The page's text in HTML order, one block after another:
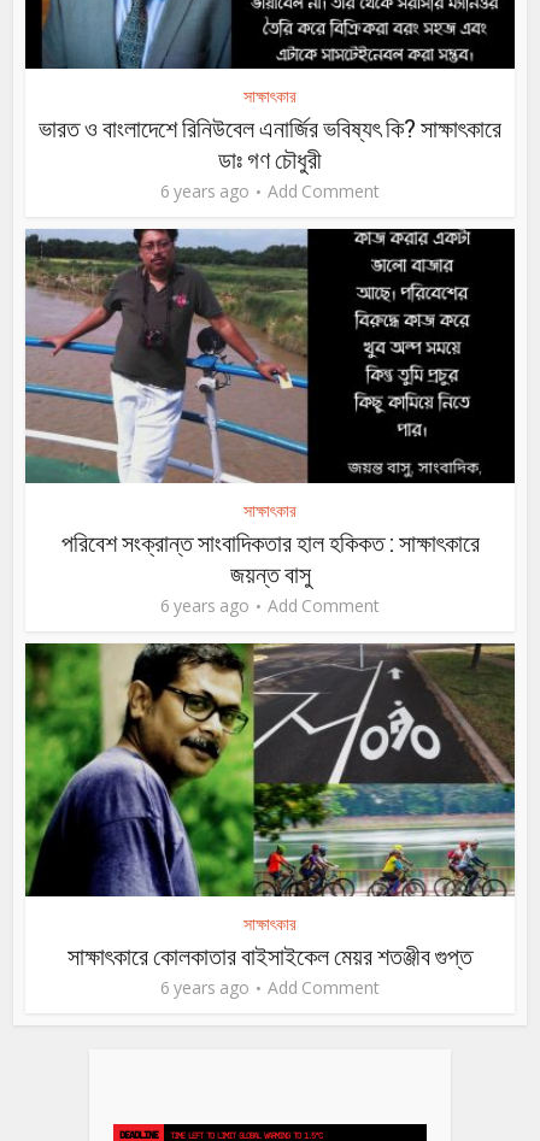
সাক্ষাৎকার
ভারত ও বাংলাদেশে রিনিউবেল এনার্জির ভবিষ্যৎ কি? সাক্ষাৎকারে
ডাঃ গণ চৌধুরী
6 years ago Add Comment
সাক্ষাৎকার
পরিবেশ সংক্রান্ত সাংবাদিকতার হাল হকিকত : সাক্ষাৎকারে
জয়ন্ত বাসু
6 years ago Add Comment
সাক্ষাৎকার
সাক্ষাৎকারে কোলকাতার বাইসাইকেল মেয়র শতঞ্জীব গুপ্ত
6 years ago Add Comment
DEADLINE TIME LEFT TO LIMIT GLOBAL WARMING TO 1.5°C